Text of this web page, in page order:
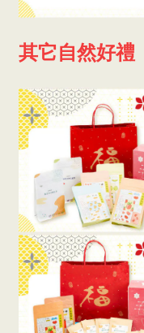
其它自然好禮